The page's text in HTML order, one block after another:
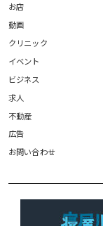
お店
動画
クリニック
イベント
ビジネス
求人
不動産
広告
お問い合わせ